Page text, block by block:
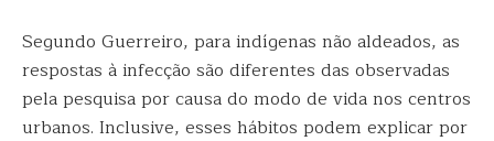
Segundo Guerreiro, para indígenas não aldeados, as
respostas à infecção são diferentes das observadas
pela pesquisa por causa do modo de vida nos centros
urbanos. Inclusive, esses hábitos podem explicar por